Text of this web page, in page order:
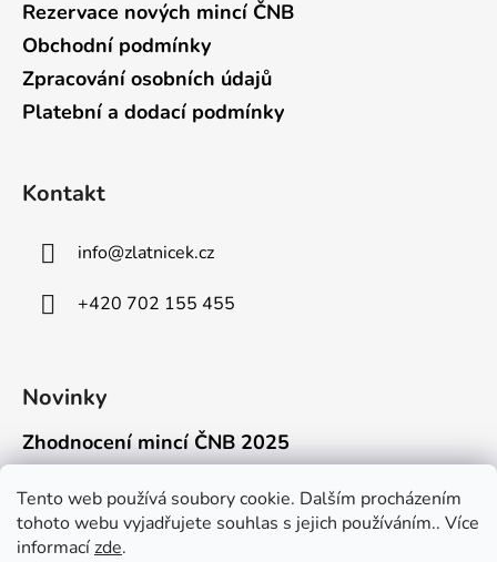
Tento web používá soubory cookie. Dalším procházením
tohoto webu vyjadřujete souhlas s jejich používáním.. Více
informacízde.
Rezervace nových mincí ČNB
Obchodní podmínky
Zpracování osobních údajů
Platební a dodací podmínky
Kontakt
info@zlatnicek.cz
+420 702 155 455
Novinky
Zhodnocení mincí ČNB 2025
Připravili jsme pro vás jednoduchý a př...
Mýty o přepravě zlatých mincí mimo EU